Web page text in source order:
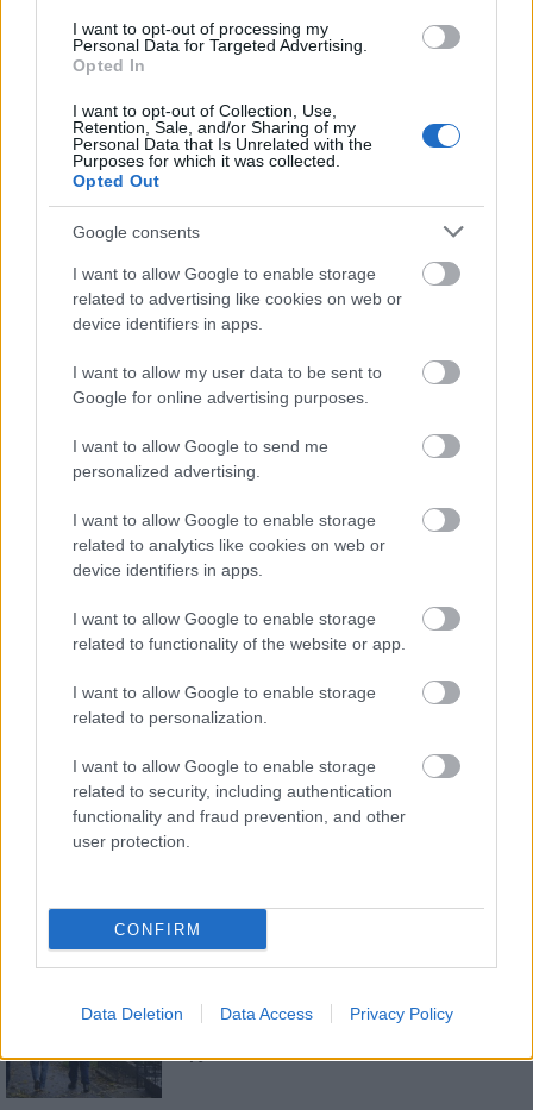
I want to opt-out of processing my
Personal Data for Targeted Advertising.
Opted In
I want to opt-out of Collection, Use,
Retention, Sale, and/or Sharing of my
Personal Data that Is Unrelated with the
Purposes for which it was collected.
Opted Out
Google consents
I want to allow Google to enable storage
related to advertising like cookies on web or
device identifiers in apps.
I want to allow my user data to be sent to
Google for online advertising purposes.
I want to allow Google to send me
personalized advertising.
I want to allow Google to enable storage
related to analytics like cookies on web or
device identifiers in apps.
I want to allow Google to enable storage
related to functionality of the website or app.
I want to allow Google to enable storage
related to personalization.
I want to allow Google to enable storage
related to security, including authentication
functionality and fraud prevention, and other
user protection.
CONFIRM
Data Deletion Data Access Privacy Policy
Hódmezővásárhely jó hírű református
iskoláját
Flórián téri felüljárón
HÍRLEVÉL
E-mail cím
Feliratkozom a hírlevélre és elfogadom az
adatvédelmi
szabályzatot!
FELIRATKOZÁS
másodfokúra csökken a riasztás
Aktuális
Biztonságban a megemlékezés
napjaiban